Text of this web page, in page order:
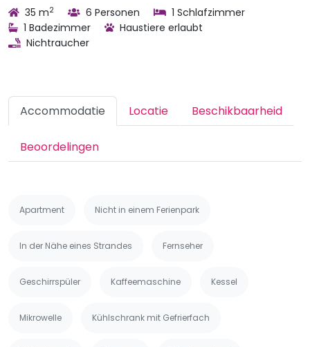
35 m2 6 Personen
1 Schlafzimmer
1 Badezimmer
Haustiere erlaubt
Nichtraucher
Accommodatie Locatie Beschikbaarheid
Beoordelingen
Apartment Nicht in einem Ferienpark
In der Nähe eines Strandes Fernseher
Geschirrspüler Kaffeemaschine Kessel
Mikrowelle Kühlschrank mit Gefrierfach